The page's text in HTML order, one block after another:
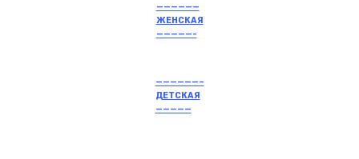
——————
ЖЕНСКАЯ
—————-
——————–
ДЕТСКАЯ
—————